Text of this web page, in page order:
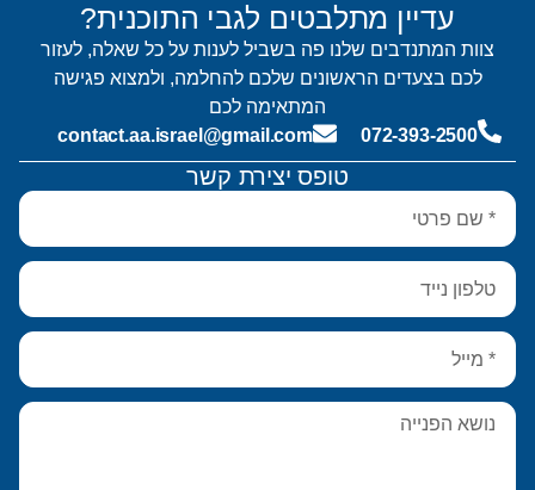
טופס יצירת קשר
עדיין מתלבטים לגבי התוכנית?
צוות המתנדבים שלנו פה בשביל לענות על כל שאלה, לעזור
לכם בצעדים הראשונים שלכם להחלמה, ולמצוא פגישה
המתאימה לכם
072-393-2500
contact.aa.israel@gmail.com